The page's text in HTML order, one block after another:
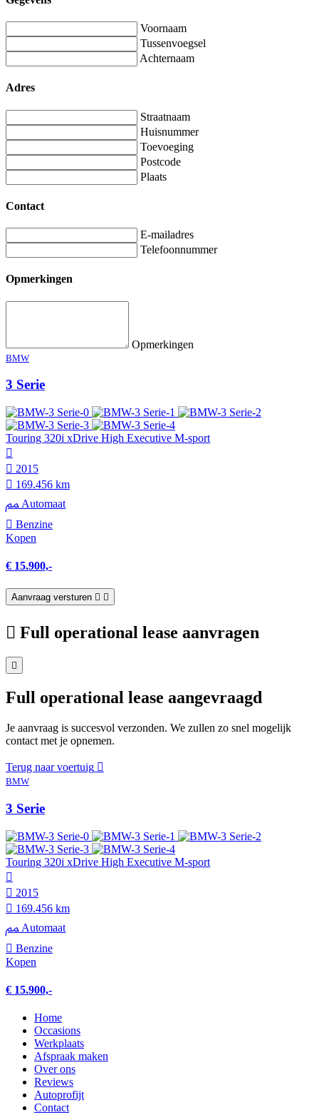
Voornaam
Tussenvoegsel
Achternaam
Adres
Straatnaam
Huisnummer
Toevoeging
Postcode
Plaats
Contact
E-mailadres
Telefoonnummer
Opmerkingen
Opmerkingen
BMW
3 Serie
Touring 320i xDrive High Executive M-sport
2015
169.456 km
Automaat
Benzine
Kopen
€ 15.900,-
Aanvraag versturen
Full operational lease aanvragen
Full operational lease aangevraagd
Je aanvraag is succesvol verzonden. We zullen zo snel mogelijk
contact met je opnemen.
Terug naar voertuig
BMW
3 Serie
Touring 320i xDrive High Executive M-sport
2015
169.456 km
Automaat
Benzine
Kopen
€ 15.900,-
Home
Occasions
Werkplaats
Afspraak maken
Over ons
Reviews
Autoprofijt
Contact